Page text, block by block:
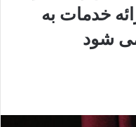
خدمات به
شود